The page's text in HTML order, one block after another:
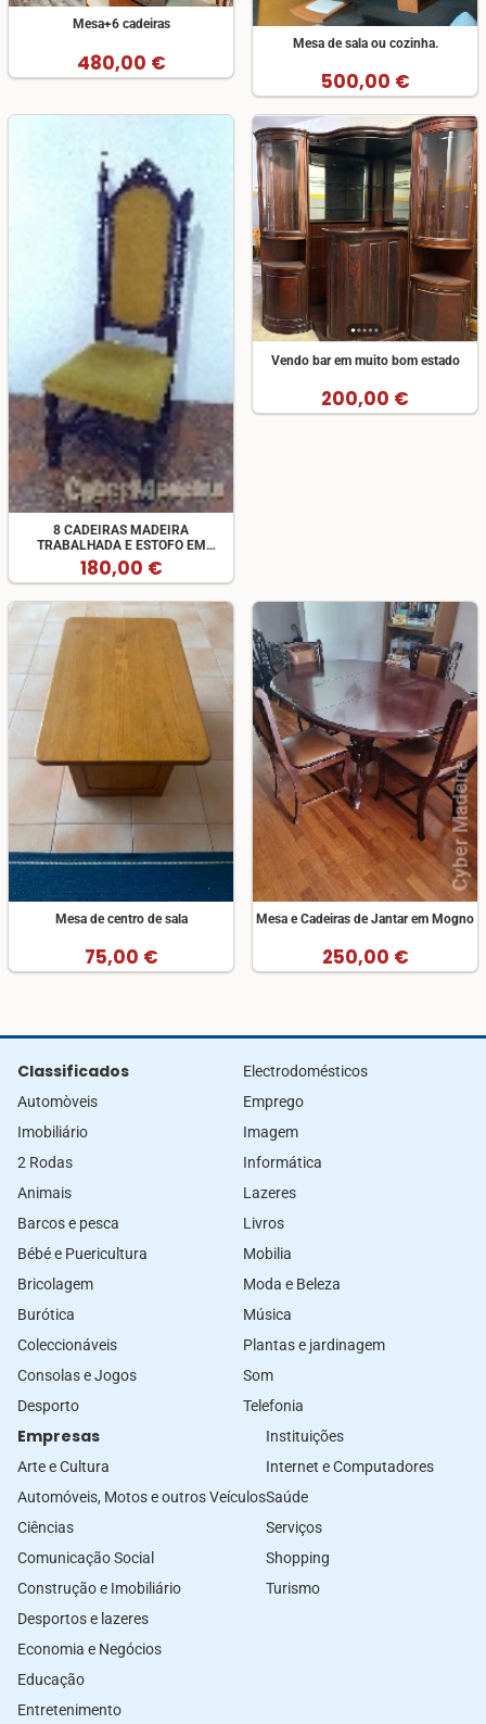
Mesa+6 cadeiras
480,00 €
Mesa de sala ou cozinha.
500,00 €
8 CADEIRAS MADEIRA
TRABALHADA E ESTOFO EM
VELUDO
180,00 €
Vendo bar em muito bom estado
200,00 €
Mesa de centro de sala
75,00 €
Mesa e Cadeiras de Jantar em Mogno
250,00 €
Classificados
Automòveis
Imobiliário
2 Rodas
Animais
Barcos e pesca
Bébé e Puericultura
Bricolagem
Burótica
Coleccionáveis
Consolas e Jogos
Desporto
Electrodomésticos
Emprego
Imagem
Informática
Lazeres
Livros
Mobilia
Moda e Beleza
Música
Plantas e jardinagem
Som
Telefonia
Empresas
Arte e Cultura
Automóveis, Motos e outros Veículos
Ciências
Comunicação Social
Construção e Imobiliário
Desportos e lazeres
Economia e Negócios
Educação
Entretenimento
Instituições
Internet e Computadores
Saúde
Serviços
Shopping
Turismo